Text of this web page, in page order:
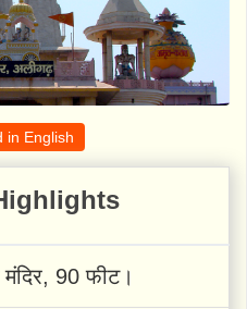
in English
90 फीट।